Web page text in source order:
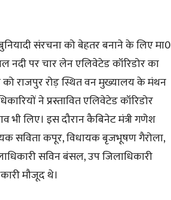
संरचना को बेहतर बनाने के लिए मा0
नदी पर चार लेन एलिवेटेड कॉरिडोर का
को राजपुर रोड़ स्थित वन मुख्यालय के मंथन
ने प्रस्तावित एलिवेटेड कॉरिडोर
भी लिए। इस दौरान कैबिनेट मंत्री गणेश
सविता कपूर, विधायक बृजभूषण गैरोला,
सविन बंसल, उप जिलाधिकारी
मौजूद थे।